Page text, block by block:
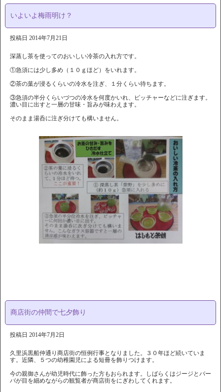
いよいよ梅雨明け？
投稿日 2014年7月21日
深蒸し茶を使ってのおいしい冷茶の入れ方です。
①急須には少し多め（１０ｇほど）をいれます。
②茶の葉が浸るくらいの冷水を注ぎ、１分くらい待ちます。
③急須の半分くらいづつの冷水を何度かいれ、ピッチャーなどに注ぎます。
濃い目に出すと一層の甘味・旨みが味わえます。
そのまま湯呑に注ぎ分けても構いません。
商店街の仲間で七夕飾り
投稿日 2014年7月2日
久里浜黒船仲通り商店街の恒例行事となりました。３０年ほど続いていま
す。近隣、５つの幼稚園児による短冊を飾りつけます。
今の親御さんが幼児時代に飾った方もおられます。しばらくはジージとバー
バが目を細めながらの観覧者が商店街をにぎわしてくれます。